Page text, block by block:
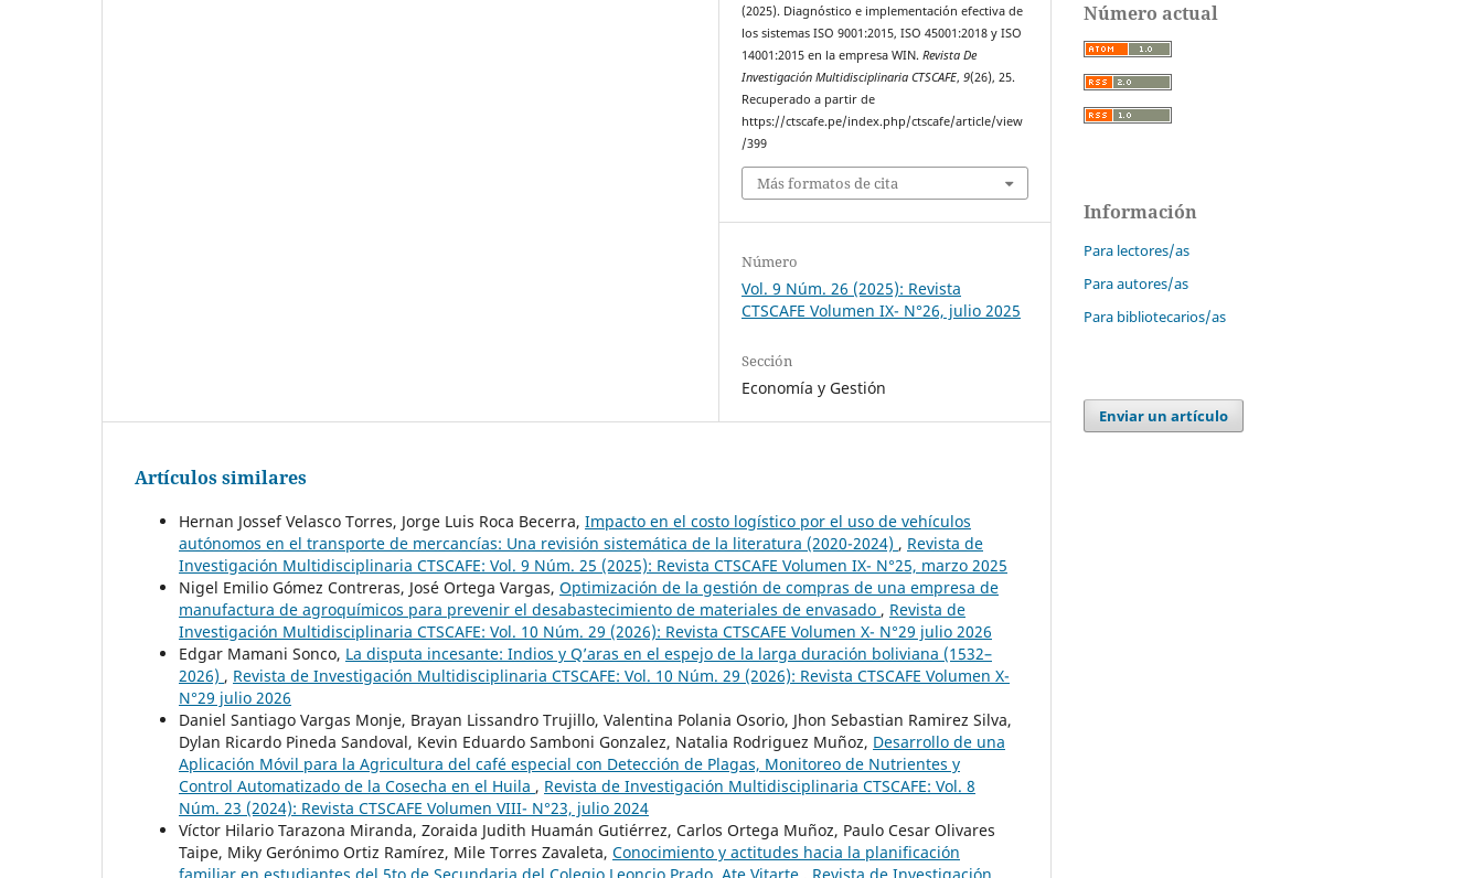
(2025). Diagnóstico e implementación efectiva de
los sistemas ISO 9001:2015, ISO 45001:2018 y ISO
14001:2015 en la empresa WIN.Revista De
Investigación Multidisciplinaria CTSCAFE,9(26), 25.
Recuperado a partir de
https://ctscafe.pe/index.php/ctscafe/article/view
/399
Más formatos de cita
Número
Vol. 9 Núm. 26 (2025): Revista
CTSCAFE Volumen IX- N°26, julio 2025
Sección
Economía y Gestión
Artículos similares
Hernan Jossef Velasco Torres, Jorge Luis Roca Becerra, Impacto en el costo logístico por el uso de vehículos
autónomos en el transporte de mercancías: Una revisión sistemática de la literatura (2020-2024) , Revista de
Investigación Multidisciplinaria CTSCAFE: Vol. 9 Núm. 25 (2025): Revista CTSCAFE Volumen IX- N°25, marzo 2025
Nigel Emilio Gómez Contreras, José Ortega Vargas, Optimización de la gestión de compras de una empresa de
manufactura de agroquímicos para prevenir el desabastecimiento de materiales de envasado , Revista de
Investigación Multidisciplinaria CTSCAFE: Vol. 10 Núm. 29 (2026): Revista CTSCAFE Volumen X- N°29 julio 2026
Edgar Mamani Sonco, La disputa incesante: Indios y Q’aras en el espejo de la larga duración boliviana (1532–
2026) , Revista de Investigación Multidisciplinaria CTSCAFE: Vol. 10 Núm. 29 (2026): Revista CTSCAFE Volumen X-
N°29 julio 2026
Daniel Santiago Vargas Monje, Brayan Lissandro Trujillo, Valentina Polania Osorio, Jhon Sebastian Ramirez Silva,
Dylan Ricardo Pineda Sandoval, Kevin Eduardo Samboni Gonzalez, Natalia Rodriguez Muñoz, Desarrollo de una
Aplicación Móvil para la Agricultura del café especial con Detección de Plagas, Monitoreo de Nutrientes y
Control Automatizado de la Cosecha en el Huila , Revista de Investigación Multidisciplinaria CTSCAFE: Vol. 8
Núm. 23 (2024): Revista CTSCAFE Volumen VIII- N°23, julio 2024
Víctor Hilario Tarazona Miranda, Zoraida Judith Huamán Gutiérrez, Carlos Ortega Muñoz, Paulo Cesar Olivares
Taipe, Miky Gerónimo Ortiz Ramírez, Mile Torres Zavaleta, Conocimiento y actitudes hacia la planificación
familiar en estudiantes del 5to de Secundaria del Colegio Leoncio Prado, Ate Vitarte , Revista de Investigación
Número actual
Información
Para lectores/as
Para autores/as
Para bibliotecarios/as
Enviar un artículo